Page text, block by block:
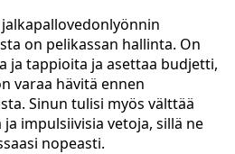
on pelikassan hallinta. On
ja tappioita ja asettaa budjetti,
varaa hävitä ennen
Sinun tulisi myös välttää
impulsiivisia vetoja, sillä ne
nopeasti.